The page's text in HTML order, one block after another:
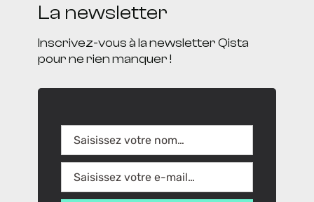
La newsletter
Inscrivez-vous à la newsletter Qista
pour ne rien manquer !